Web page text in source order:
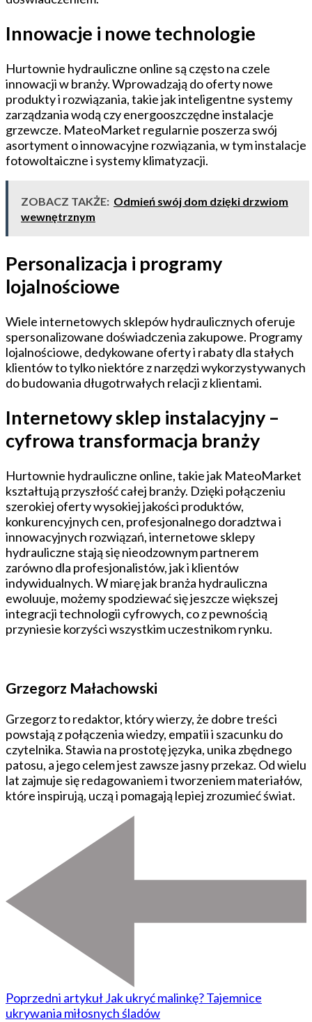
Innowacje i nowe technologie
Hurtownie hydrauliczne online są często na czele
innowacji w branży. Wprowadzają do oferty nowe
produkty i rozwiązania, takie jak inteligentne systemy
zarządzania wodą czy energooszczędne instalacje
grzewcze. MateoMarket regularnie poszerza swój
asortyment o innowacyjne rozwiązania, w tym instalacje
fotowoltaiczne i systemy klimatyzacji.
ZOBACZ TAKŻE: Odmień swój dom dzięki drzwiom
wewnętrznym
Personalizacja i programy
lojalnościowe
Wiele internetowych sklepów hydraulicznych oferuje
spersonalizowane doświadczenia zakupowe. Programy
lojalnościowe, dedykowane oferty i rabaty dla stałych
klientów to tylko niektóre z narzędzi wykorzystywanych
do budowania długotrwałych relacji z klientami.
Internetowy sklep instalacyjny –
cyfrowa transformacja branży
Hurtownie hydrauliczne online, takie jak MateoMarket
kształtują przyszłość całej branży. Dzięki połączeniu
szerokiej oferty wysokiej jakości produktów,
konkurencyjnych cen, profesjonalnego doradztwa i
innowacyjnych rozwiązań, internetowe sklepy
hydrauliczne stają się nieodzownym partnerem
zarówno dla profesjonalistów, jak i klientów
indywidualnych. W miarę jak branża hydrauliczna
ewoluuje, możemy spodziewać się jeszcze większej
integracji technologii cyfrowych, co z pewnością
przyniesie korzyści wszystkim uczestnikom rynku.
Grzegorz Małachowski
Grzegorz to redaktor, który wierzy, że dobre treści
powstają z połączenia wiedzy, empatii i szacunku do
czytelnika. Stawia na prostotę języka, unika zbędnego
patosu, a jego celem jest zawsze jasny przekaz. Od wielu
lat zajmuje się redagowaniem i tworzeniem materiałów,
które inspirują, uczą i pomagają lepiej zrozumieć świat.
Poprzedni artykułJak ukryć malinkę? Tajemnice
ukrywania miłosnych śladów